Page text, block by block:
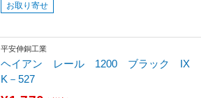
お取り寄せ
平安伸銅工業
ヘイアン レール 1200 ブラック IX
K－527